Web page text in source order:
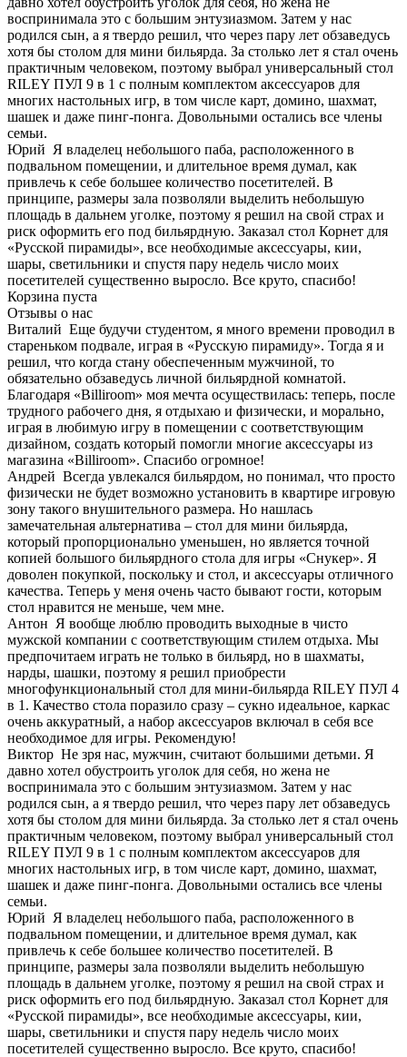
воспринимала это с большим энтузиазмом. Затем у нас
родился сын, а я твердо решил, что через пару лет обзаведусь
хотя бы столом для мини бильярда. За столько лет я стал очень
практичным человеком, поэтому выбрал универсальный стол
RILEY ПУЛ 9 в 1 с полным комплектом аксессуаров для
многих настольных игр, в том числе карт, домино, шахмат,
шашек и даже пинг-понга. Довольными остались все члены
семьи.
Юрий Я владелец небольшого паба, расположенного в
подвальном помещении, и длительное время думал, как
привлечь к себе большее количество посетителей. В
принципе, размеры зала позволяли выделить небольшую
площадь в дальнем уголке, поэтому я решил на свой страх и
риск оформить его под бильярдную. Заказал стол Корнет для
«Русской пирамиды», все необходимые аксессуары, кии,
шары, светильники и спустя пару недель число моих
посетителей существенно выросло. Все круто, спасибо!
Корзина пуста
Отзывы о нас
Виталий Еще будучи студентом, я много времени проводил в
стареньком подвале, играя в «Русскую пирамиду». Тогда я и
решил, что когда стану обеспеченным мужчиной, то
обязательно обзаведусь личной бильярдной комнатой.
Благодаря «Billiroom» моя мечта осуществилась: теперь, после
трудного рабочего дня, я отдыхаю и физически, и морально,
играя в любимую игру в помещении с соответствующим
дизайном, создать который помогли многие аксессуары из
магазина «Billiroom». Спасибо огромное!
Андрей Всегда увлекался бильярдом, но понимал, что просто
физически не будет возможно установить в квартире игровую
зону такого внушительного размера. Но нашлась
замечательная альтернатива – стол для мини бильярда,
который пропорционально уменьшен, но является точной
копией большого бильярдного стола для игры «Снукер». Я
доволен покупкой, поскольку и стол, и аксессуары отличного
качества. Теперь у меня очень часто бывают гости, которым
стол нравится не меньше, чем мне.
Антон Я вообще люблю проводить выходные в чисто
мужской компании с соответствующим стилем отдыха. Мы
предпочитаем играть не только в бильярд, но в шахматы,
нарды, шашки, поэтому я решил приобрести
многофункциональный стол для мини-бильярда RILEY ПУЛ 4
в 1. Качество стола поразило сразу – сукно идеальное, каркас
очень аккуратный, а набор аксессуаров включал в себя все
необходимое для игры. Рекомендую!
Виктор Не зря нас, мужчин, считают большими детьми. Я
давно хотел обустроить уголок для себя, но жена не
воспринимала это с большим энтузиазмом. Затем у нас
родился сын, а я твердо решил, что через пару лет обзаведусь
хотя бы столом для мини бильярда. За столько лет я стал очень
практичным человеком, поэтому выбрал универсальный стол
RILEY ПУЛ 9 в 1 с полным комплектом аксессуаров для
многих настольных игр, в том числе карт, домино, шахмат,
шашек и даже пинг-понга. Довольными остались все члены
семьи.
Юрий Я владелец небольшого паба, расположенного в
подвальном помещении, и длительное время думал, как
привлечь к себе большее количество посетителей. В
принципе, размеры зала позволяли выделить небольшую
площадь в дальнем уголке, поэтому я решил на свой страх и
риск оформить его под бильярдную. Заказал стол Корнет для
«Русской пирамиды», все необходимые аксессуары, кии,
шары, светильники и спустя пару недель число моих
посетителей существенно выросло. Все круто, спасибо!